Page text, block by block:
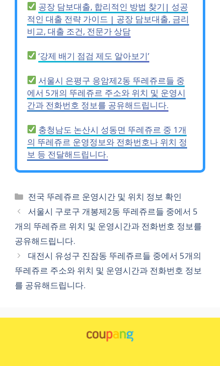
공장 담보대출, 합리적인 방법 찾기| 성공
적인 대출 전략 가이드 | 공장 담보대출, 금리
비교, 대출 조건, 전문가 상담
‘강제 배기 점검 제도 알아보기’
서울시 은평구 응암제2동 뚜레쥬르들 중
에서 5개의 뚜레쥬르 주소와 위치 및 운영시
간과 전화번호 정보를 공유해드립니다.
충청남도 논산시 성동면 뚜레쥬르 중 1개
의 뚜레쥬르 운영정보와 전화번호나 위치 정
보 등 전달해드립니다.
카
테
고
리
전국 뚜레쥬르 운영시간 및 위치 정보 확인
서울시 구로구 개봉제2동 뚜레쥬르들 중에서 5
개의 뚜레쥬르 위치 및 운영시간과 전화번호 정보를
공유해드립니다.
대전시 유성구 진잠동 뚜레쥬르들 중에서 5개의
뚜레쥬르 주소와 위치 및 운영시간과 전화번호 정보
를 공유해드립니다.